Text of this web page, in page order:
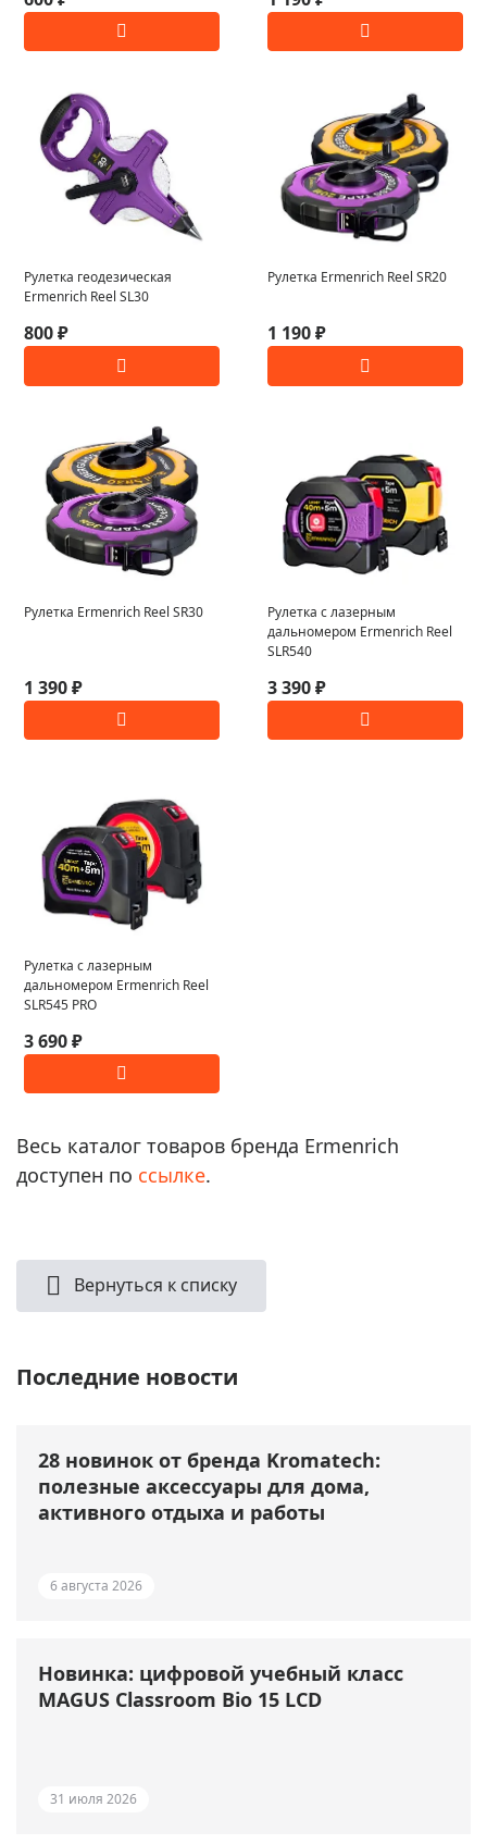
Рулетка геодезическая
Ermenrich Reel SL30
800 ₽
Рулетка Ermenrich Reel SR20
1 190 ₽
Рулетка Ermenrich Reel SR30
1 390 ₽
Рулетка с лазерным
дальномером Ermenrich Reel
SLR540
3 390 ₽
Рулетка с лазерным
дальномером Ermenrich Reel
SLR545 PRO
3 690 ₽
Весь каталог товаров бренда Ermenrich
доступен по ссылке.
Вернуться к списку
Последние новости
28 новинок от бренда Kromatech:
полезные аксессуары для дома,
активного отдыха и работы
6 августа 2026
Новинка: цифровой учебный класс
MAGUS Classroom Bio 15 LCD
31 июля 2026